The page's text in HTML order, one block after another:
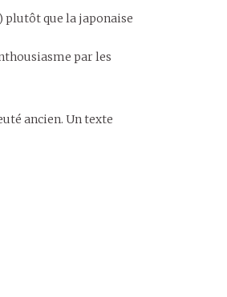
plutôt que la japonaise
par les
ancien. Un texte